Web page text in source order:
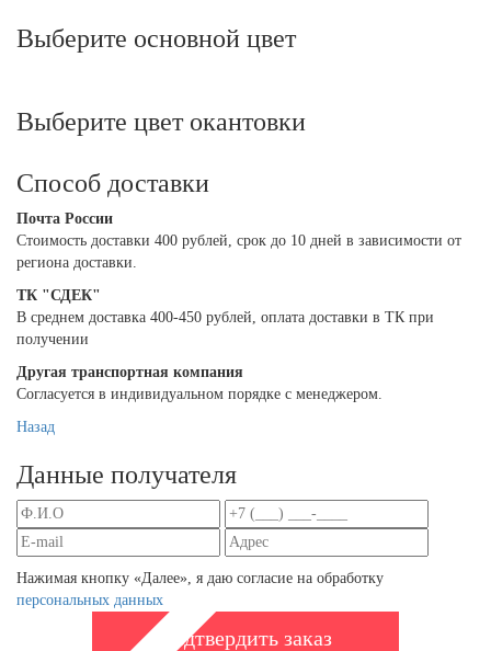
Выберите oсновной цвет
Выберите цвет окантовки
Способ доставки
Почта России
Cтоимость доставки 400 рублей, срок до 10 дней в зависимости от
региона доставки.
ТК "СДЕК"
В среднем доставка 400-450 рублей, оплата доставки в ТК при
получении
Другая транспортная компания
Согласуется в индивидуальном порядке с менеджером.
Назад
Данные получателя
Нажимая кнопку «Далее», я даю согласие на обработку
персональных данных
Подтвердить заказ